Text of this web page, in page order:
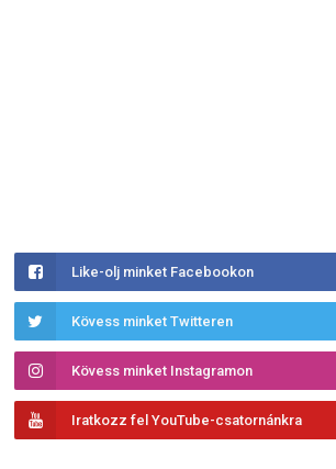
Like-olj minket Facebookon
Kövess minket Twitteren
Kövess minket Instagramon
Iratkozz fel YouTube-csatornánkra